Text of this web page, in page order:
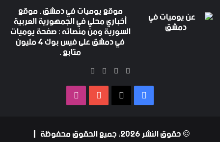
موقع يوميات في دمشق , موقع
أخباري محلي في الجمهورية العربية
السورية ومن منصاته : صفحة يوميات
في دمشق على فيس بوك 4 مليون متابع .
فيسبوك
‫X
‫YouTube
فيسبوك ‫YouTube
© حقوق النشر 2026، جميع الحقوق محفوظة |